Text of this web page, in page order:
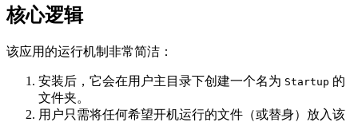
核心逻辑
该应用的运行机制非常简洁：
安装后，它会在用户主目录下创建一个名为 Startup 的
文件夹。
用户只需将任何希望开机运行的文件（或替身）放入该